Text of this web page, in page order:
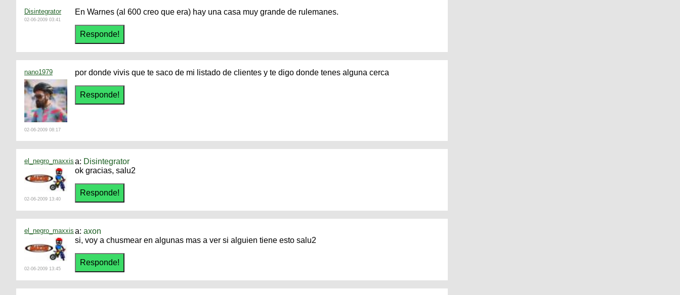
Disintegrator
02-06-2009 03:41
En Warnes (al 600 creo que era) hay una casa muy grande de rulemanes.
nano1979
02-06-2009 08:17
por donde vivis que te saco de mi listado de clientes y te digo donde tenes alguna cerca
el_negro_maxxis
02-06-2009 13:40
a: Disintegrator
ok gracias, salu2
el_negro_maxxis
02-06-2009 13:45
a: axon
si, voy a chusmear en algunas mas a ver si alguien tiene esto salu2